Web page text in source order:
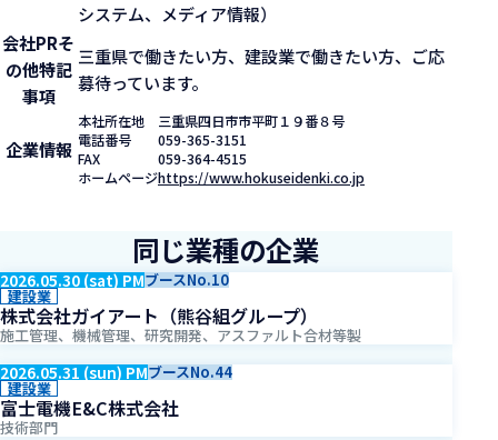
システム、メディア情報）
会社PRそ
の他特記
事項
三重県で働きたい方、建設業で働きたい方、ご応
募待っています。
企業情報
本社所在地
三重県四日市市平町１９番８号
電話番号
059-365-3151
FAX
059-364-4515
ホームページhttps://www.hokuseidenki.co.jp
同じ業種の企業
2026.05.30 (sat) PMブースNo.10
建設業
株式会社ガイアート（熊谷組グループ）
施工管理、機械管理、研究開発、アスファルト合材等製
2026.05.31 (sun) PMブースNo.44
建設業
富士電機E&C株式会社
技術部門